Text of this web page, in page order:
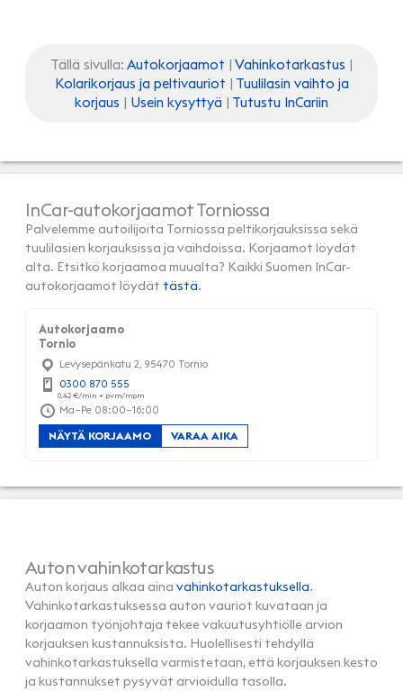
Tällä sivulla: Autokorjaamot | Vahinkotarkastus |
Kolarikorjaus ja peltivauriot | Tuulilasin vaihto ja
korjaus | Usein kysyttyä | Tutustu InCariin
InCar-autokorjaamot Torniossa
Palvelemme autoilijoita Torniossa peltikorjauksissa sekä
tuulilasien korjauksissa ja vaihdoissa. Korjaamot löydät
alta. Etsitkö korjaamoa muualta? Kaikki Suomen InCar-
autokorjaamot löydät tästä.
Autokorjaamo
Tornio
Levysepänkatu 2, 95470 Tornio
0300 870 555
Ma–Pe 08:00–16:00
NÄYTÄ KORJAAMO VARAA AIKA
Auton vahinkotarkastus
Auton korjaus alkaa aina vahinkotarkastuksella.
Vahinkotarkastuksessa auton vauriot kuvataan ja
korjaamon työnjohtaja tekee vakuutusyhtiölle arvion
korjauksen kustannuksista. Huolellisesti tehdyllä
vahinkotarkastuksella varmistetaan, että korjauksen kesto
ja kustannukset pysyvät arvioidulla tasolla.